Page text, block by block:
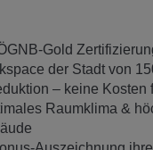
Gold
der Stadt von
– keine Kosten
Raumklima &